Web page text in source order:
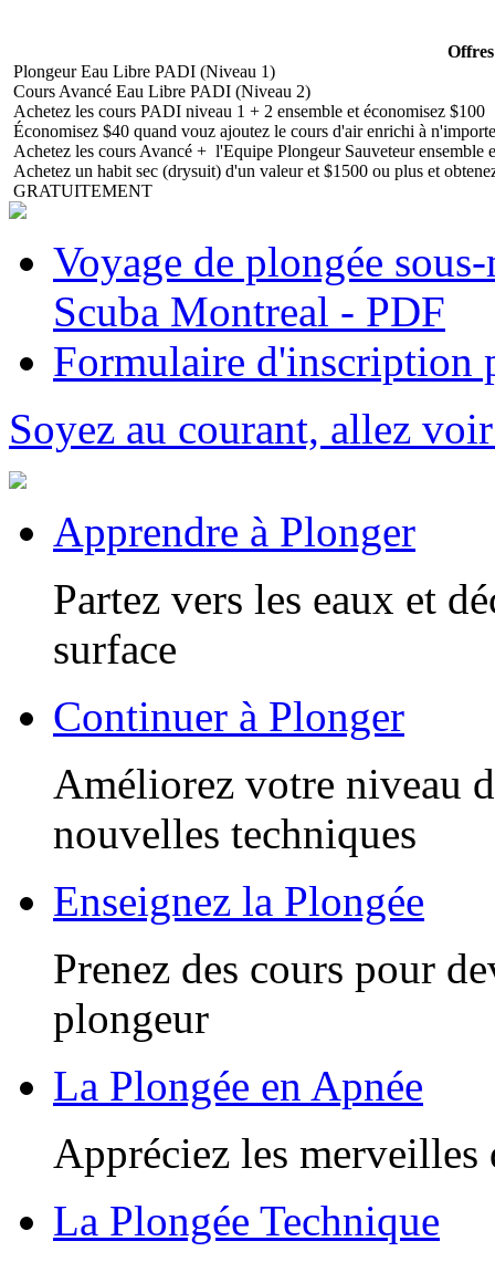
Plongeur Eau Libre PADI (Niveau 1)
Cours Avancé Eau Libre PADI (Niveau 2)
Achetez les cours PADI niveau 1 + 2 ensemble et économisez $100
Économisez $40 quand vouz ajoutez le cours d'air enrichi à
Achetez les cours Avancé + l'Equipe Plongeur Sauveteur ensemble
Achetez un habit sec (drysuit) d'un valeur et $1500 ou plus et
GRATUITEMENT
Voyage de plongée
Scuba Montreal - PDF
Formulaire d'inscription
Soyez au courant, allez
Apprendre à Plonger
Partez vers les eaux et
surface
Continuer à Plonger
Améliorez votre niveau
nouvelles techniques
Enseignez la Plongée
Prenez des cours pour
plongeur
La Plongée en Apnée
Appréciez les merveilles
La Plongée Technique